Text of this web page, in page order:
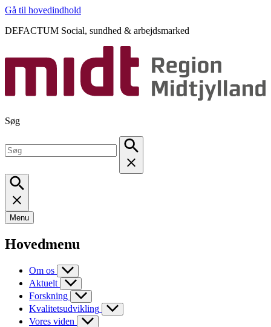
Gå til hovedindhold
DEFACTUM Social, sundhed & arbejdsmarked
Søg
Menu
Hovedmenu
Om os
Aktuelt
Forskning
Kvalitetsudvikling
Vores viden